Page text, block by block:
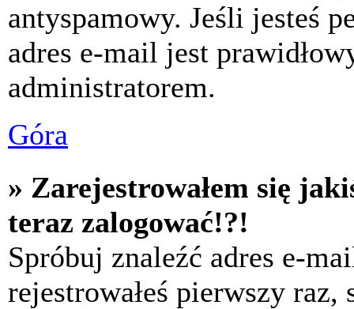
antyspamowy. Jeśli jesteś
adres e-mail jest
administratorem.
Góra
» Zarejestrowałem się
teraz zalogować!?!
Spróbuj znaleźć adres e-
rejestrowałeś pierwszy